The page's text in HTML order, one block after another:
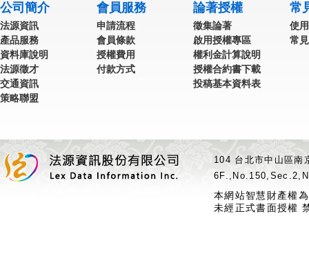
公司簡介
法源資訊
產品服務
資料庫說明
法源徵才
交通資訊
策略聯盟
會員服務
申請流程
會員條款
授權費用
付款方式
論著授權
徵集論著
啟用授權專區
權利金計算說明
授權合約書下載
投稿基本資料表
常
使
常
104 台北市中山區
本網站智慧財產權
未經正式書面授權